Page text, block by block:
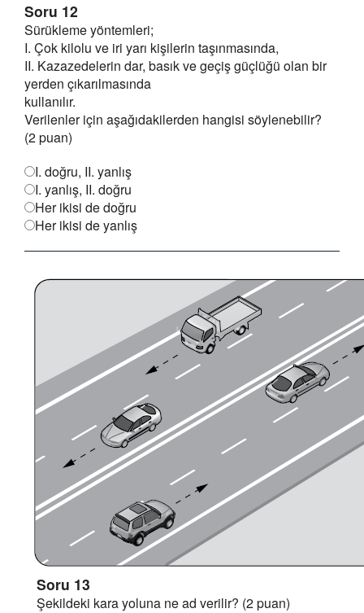
Soru 12
Sürükleme yöntemleri;
I. Çok kilolu ve iri yarı kişilerin taşınmasında,
II. Kazazedelerin dar, basık ve geçiş güçlüğü olan bir
yerden çıkarılmasında
kullanılır.
Verilenler için aşağıdakilerden hangisi söylenebilir?
(2 puan)
I. doğru, II. yanlış
I. yanlış, II. doğru
Her ikisi de doğru
Her ikisi de yanlış
Soru 13
Şekildeki kara yoluna ne ad verilir? (2 puan)